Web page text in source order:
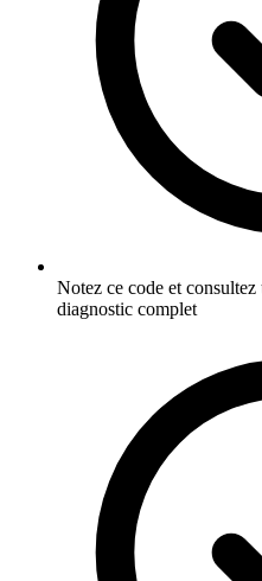
Notez ce code et
diagnostic complet